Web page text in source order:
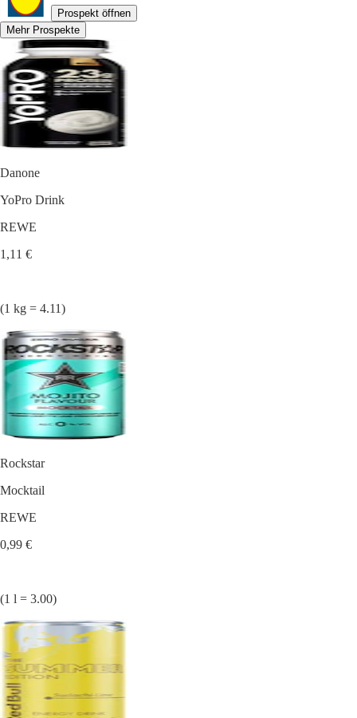
Prospekt öffnen
Mehr Prospekte
Danone
YoPro Drink
REWE
1,11 €
(1 kg = 4.11)
Rockstar
Mocktail
REWE
0,99 €
(1 l = 3.00)